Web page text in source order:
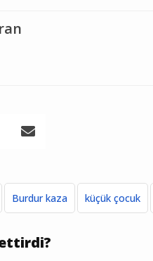
Burdur kaza küçük çocuk